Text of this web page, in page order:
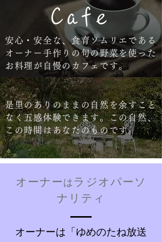
Cafe
安心・安全な、食育ソムリエである
オーナー手作りの旬の野菜を使った
お料理が自慢のカフェです。
是里のありのままの自然を余すこと
なく五感体験できます。この自然、
この時間はあなたのものです。
オーナーはラジオパーソ
ナリティ
オーナーは「ゆめのたね放送